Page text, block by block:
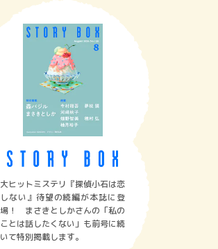
大ヒットミステリ『探偵小石は恋
しない』待望の続編が本誌に登
場！ まさきとしかさんの「私の
ことは話したくない」も前号に続
いて特別掲載します。